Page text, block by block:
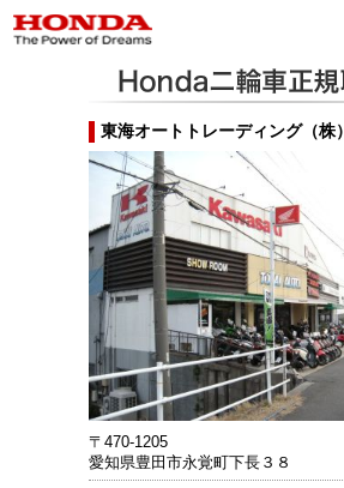
東海オートトレーディング（株）
〒470-1205
愛知県豊田市永覚町下長３８